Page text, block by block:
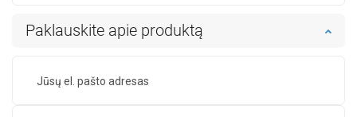
Paklauskite apie produktą